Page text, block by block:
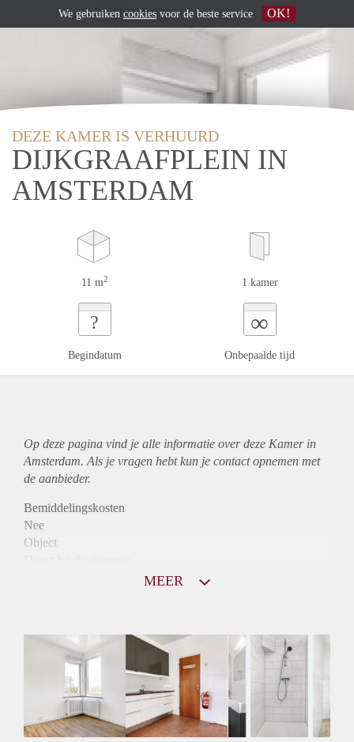
DEZE KAMER IS VERHUURD
DIJKGRAAFPLEIN IN
AMSTERDAM
11 m2 1 kamer
?
Begindatum
∞
Onbepaalde tijd
Op deze pagina vind je alle informatie over deze Kamer in
Amsterdam. Als je vragen hebt kun je contact opnemen met
de aanbieder.
Bemiddelingskosten
Nee
Object
Huurtoeslag
Niet mogelijk
Inkomen eis
Huurtermijn
Onbepaalde termijn
MEER
We gebruiken cookies voor de beste service OK!